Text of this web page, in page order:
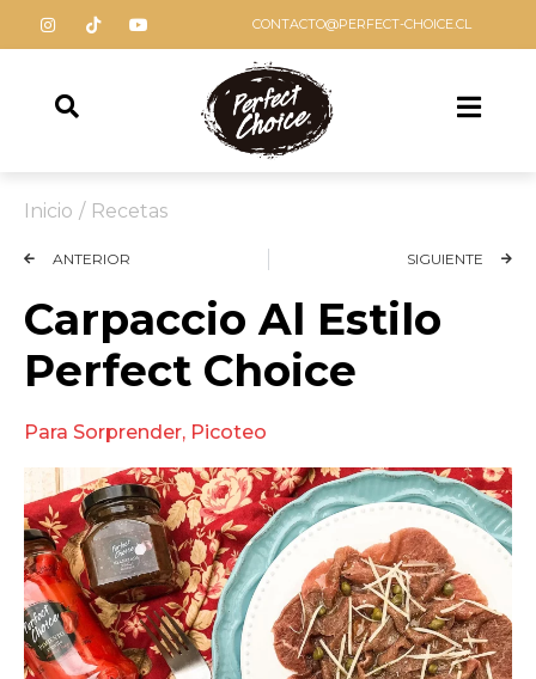
CONTACTO@PERFECT-CHOICE.CL
Inicio / Recetas
ANTERIOR SIGUIENTE
Carpaccio Al Estilo
Perfect Choice
Para Sorprender, Picoteo